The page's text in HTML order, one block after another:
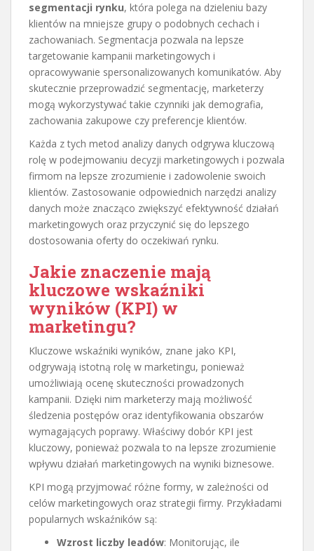
segmentacji rynku, która polega na dzieleniu bazy
klientów na mniejsze grupy o podobnych cechach i
zachowaniach. Segmentacja pozwala na lepsze
targetowanie kampanii marketingowych i
opracowywanie spersonalizowanych komunikatów. Aby
skutecznie przeprowadzić segmentację, marketerzy
mogą wykorzystywać takie czynniki jak demografia,
zachowania zakupowe czy preferencje klientów.
Każda z tych metod analizy danych odgrywa kluczową
rolę w podejmowaniu decyzji marketingowych i pozwala
firmom na lepsze zrozumienie i zadowolenie swoich
klientów. Zastosowanie odpowiednich narzędzi analizy
danych może znacząco zwiększyć efektywność działań
marketingowych oraz przyczynić się do lepszego
dostosowania oferty do oczekiwań rynku.
Jakie znaczenie mają
kluczowe wskaźniki
wyników (KPI) w
marketingu?
Kluczowe wskaźniki wyników, znane jako KPI,
odgrywają istotną rolę w marketingu, ponieważ
umożliwiają ocenę skuteczności prowadzonych
kampanii. Dzięki nim marketerzy mają możliwość
śledzenia postępów oraz identyfikowania obszarów
wymagających poprawy. Właściwy dobór KPI jest
kluczowy, ponieważ pozwala to na lepsze zrozumienie
wpływu działań marketingowych na wyniki biznesowe.
KPI mogą przyjmować różne formy, w zależności od
celów marketingowych oraz strategii firmy. Przykładami
popularnych wskaźników są:
Wzrost liczby leadów: Monitorując, ile